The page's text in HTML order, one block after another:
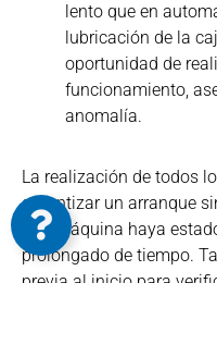
lento que en
lubricación de la
oportunidad de
funcionamiento,
anomalía.
La realización de todos
garantizar un arranque
una máquina haya
prolongado de tiempo.
previa al inicio para